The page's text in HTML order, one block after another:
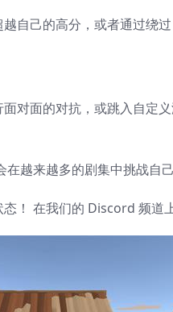
自己的高分，或者通过绕
对面的对抗，或跳入自定
越来越多的剧集中挑战自
！ 在我们的 Discord 频道